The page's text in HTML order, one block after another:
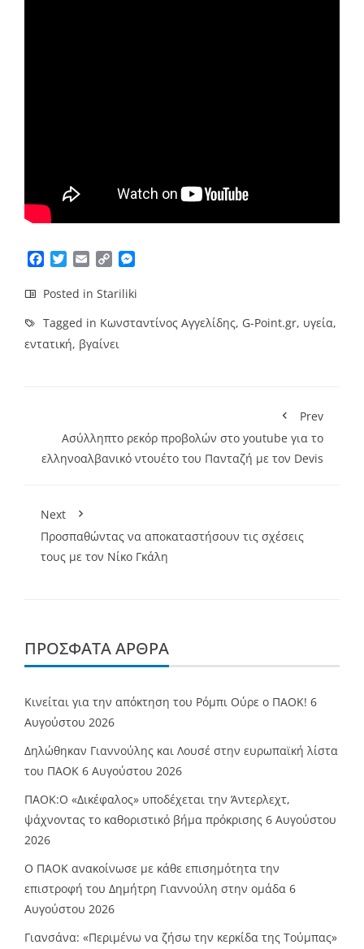
Facebook
TwitterEmailCopy
Posted in Stariliki
Tagged in Κωνσταντίνος Αγγελίδης, G-Point.gr, υγεία,
εντατική, βγαίνει
Prev
Ασύλληπτο ρεκόρ προβολών στο youtube για τo
ελληνοαλβανικό ντουέτο του Πανταζή με τον Devis
Next
Προσπαθώντας να αποκαταστήσουν τις σχέσεις
τους με τον Νίκο Γκάλη
ΠΡΌΣΦΑΤΑ ΆΡΘΡΑ
Κινείται για την απόκτηση του Ρόμπι Ούρε ο ΠΑΟΚ! 6
Αυγούστου 2026
Δηλώθηκαν Γιαννούλης και Λουσέ στην ευρωπαϊκή λίστα
του ΠΑΟΚ 6 Αυγούστου 2026
ΠΑΟΚ:Ο «Δικέφαλος» υποδέχεται την Άντερλεχτ,
ψάχνοντας το καθοριστικό βήμα πρόκρισης 6 Αυγούστου
2026
Ο ΠΑΟΚ ανακοίνωσε με κάθε επισημότητα την
επιστροφή του Δημήτρη Γιαννούλη στην ομάδα 6
Αυγούστου 2026
Γιανσάνα: «Περιμένω να ζήσω την κερκίδα της Τούμπας»